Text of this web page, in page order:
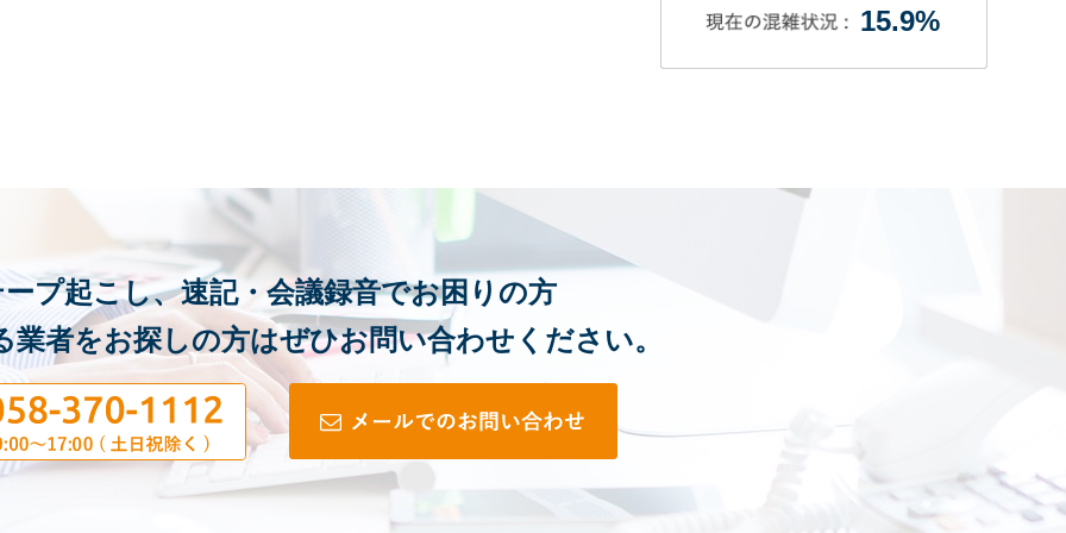
15.9%
プ起こし、速記・会議録音でお困りの方
業者をお探しの方はぜひお問い合わせください。